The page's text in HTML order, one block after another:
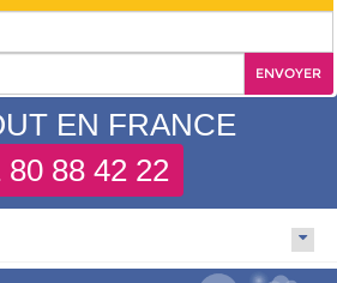
EN FRANCE
80 88 42 22